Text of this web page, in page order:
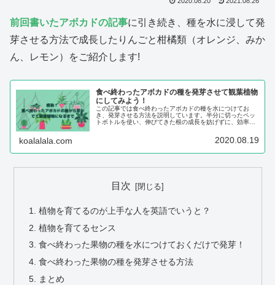
前回書いたアボカドの記事に引き続き、種を水に浸して発
芽させる方法で成長したりんごと柑橘類（オレンジ、みか
ん、レモン）をご紹介します!
食べ終わったアボカドの種を発芽させて観葉植物
にしてみよう！
この記事では食べ終わったアボカドの種を水につけてお
き、発芽させる方法を説明しています。半分に切ったペッ
トボトルを使い、伸びてきた根の成長を妨げずに、効率よ
koalalala.com 2020.08.19
目次
植物を育てるのが上手な人を英語でいうと？
植物を育てるセンス
食べ終わった果物の種を水につけておくだけで発芽！
食べ終わった果物の種を発芽させる方法
まとめ